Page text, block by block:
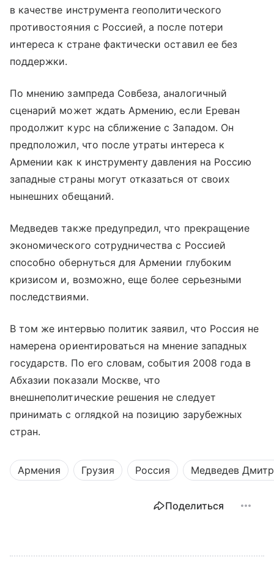
в качестве инструмента геополитического
противостояния с Россией, а после потери
интереса к стране фактически оставил ее без
поддержки.
По мнению зампреда Совбеза, аналогичный
сценарий может ждать Армению, если Ереван
продолжит курс на сближение с Западом. Он
предположил, что после утраты интереса к
Армении как к инструменту давления на Россию
западные страны могут отказаться от своих
нынешних обещаний.
Медведев также предупредил, что прекращение
экономического сотрудничества с Россией
способно обернуться для Армении глубоким
кризисом и, возможно, еще более серьезными
последствиями.
В том же интервью политик заявил, что Россия не
намерена ориентироваться на мнение западных
государств. По его словам, события 2008 года в
Абхазии показали Москве, что
внешнеполитические решения не следует
принимать с оглядкой на позицию зарубежных
стран.
Армения Грузия Россия Медведев
Поделиться